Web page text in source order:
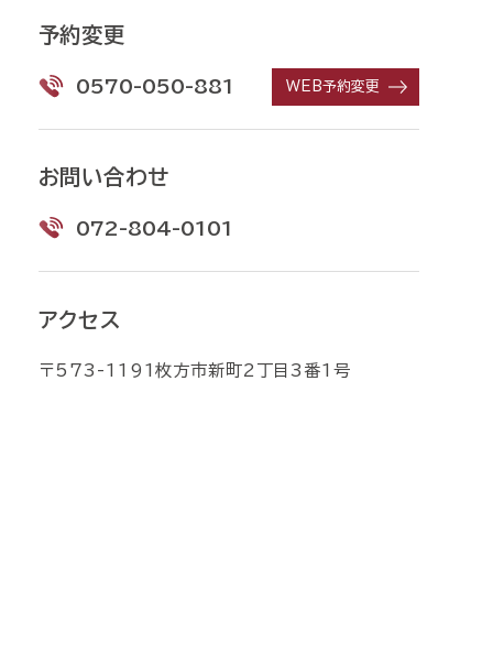
予約変更
0570-050-881 WEB予約変更
お問い合わせ
072-804-0101
アクセス
〒573-1191枚方市新町2丁目3番1号